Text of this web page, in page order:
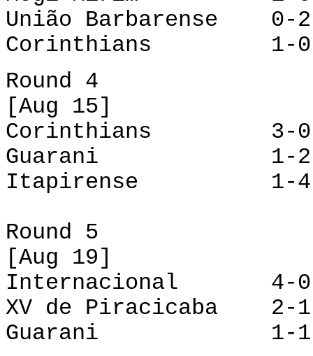
União Barbarense
Corinthians 1-0
Round 4
[Aug 15]
Corinthians 3-0
Guarani 1-2
Itapirense 1-4
Round 5
[Aug 19]
Internacional 4-0
XV de Piracicaba 2-1
Guarani 1-1